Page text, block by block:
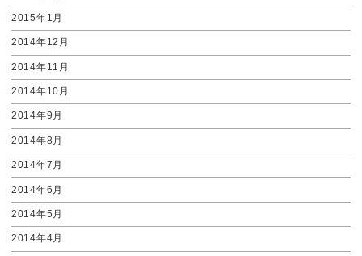
2015年1月
2014年12月
2014年11月
2014年10月
2014年9月
2014年8月
2014年7月
2014年6月
2014年5月
2014年4月